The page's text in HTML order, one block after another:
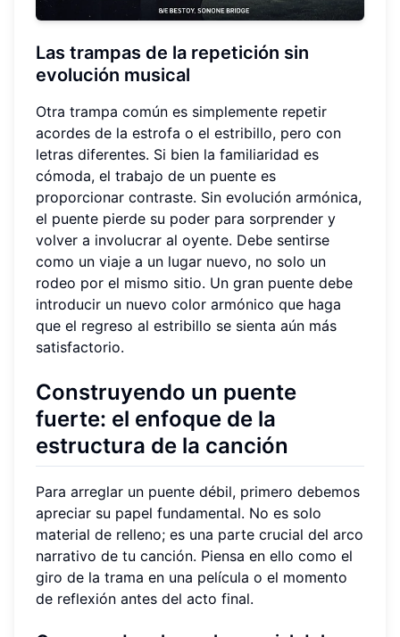
Las trampas de la repetición sin
evolución musical
Otra trampa común es simplemente repetir
acordes de la estrofa o el estribillo, pero con
letras diferentes. Si bien la familiaridad es
cómoda, el trabajo de un puente es
proporcionar contraste. Sin evolución armónica,
el puente pierde su poder para sorprender y
volver a involucrar al oyente. Debe sentirse
como un viaje a un lugar nuevo, no solo un
rodeo por el mismo sitio. Un gran puente debe
introducir un nuevo color armónico que haga
que el regreso al estribillo se sienta aún más
satisfactorio.
Construyendo un puente
fuerte: el enfoque de la
estructura de la canción
Para arreglar un puente débil, primero debemos
apreciar su papel fundamental. No es solo
material de relleno; es una parte crucial del arco
narrativo de tu canción. Piensa en ello como el
giro de la trama en una película o el momento
de reflexión antes del acto final.